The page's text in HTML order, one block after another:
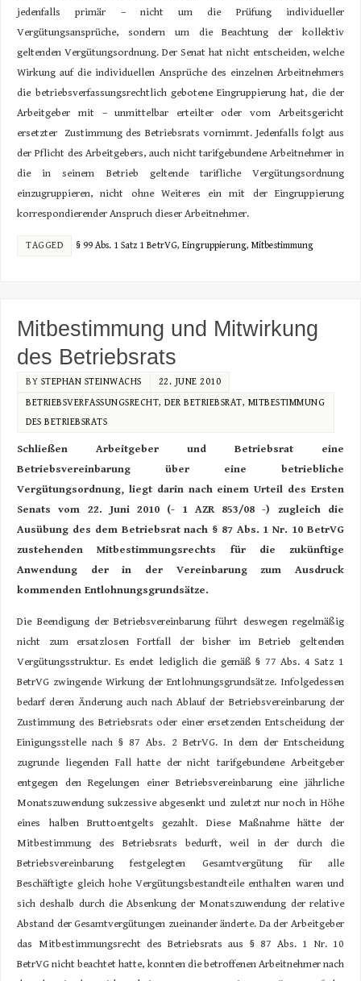
jedenfalls primär – nicht um die Prüfung individueller
Vergütungsansprüche, sondern um die Beachtung der kollektiv
geltenden Vergütungsordnung. Der Senat hat nicht entscheiden, welche
Wirkung auf die individuellen Ansprüche des einzelnen Arbeitnehmers
die betriebsverfassungsrechtlich gebotene Eingruppierung hat, die der
Arbeitgeber mit – unmittelbar erteilter oder vom Arbeitsgericht
ersetzter Zustimmung des Betriebsrats vornimmt. Jedenfalls folgt aus
der Pflicht des Arbeitgebers, auch nicht tarifgebundene Arbeitnehmer in
die in seinem Betrieb geltende tarifliche Vergütungsordnung
einzugruppieren, nicht ohne Weiteres ein mit der Eingruppierung
korrespondierender Anspruch dieser Arbeitnehmer.
TAGGED § 99 Abs. 1 Satz 1 BetrVG,Eingruppierung,Mitbestimmung
Mitbestimmung und Mitwirkung
des Betriebsrats
BY STEPHAN STEINWACHS
22. JUNE 2010
BETRIEBSVERFASSUNGSRECHT,DER BETRIEBSRAT, MITBESTIMMUNG
DES BETRIEBSRATS
Schließen Arbeitgeber und Betriebsrat eine
Betriebsvereinbarung über eine betriebliche
Vergütungsordnung, liegt darin nach einem Urteil des Ersten
Senats vom 22. Juni 2010 (- 1 AZR 853/08 -) zugleich die
Ausübung des dem Betriebsrat nach § 87 Abs. 1 Nr. 10 BetrVG
zustehenden Mitbestimmungsrechts für die zukünftige
Anwendung der in der Vereinbarung zum Ausdruck
kommenden Entlohnungsgrundsätze.
Die Beendigung der Betriebsvereinbarung führt deswegen regelmäßig
nicht zum ersatzlosen Fortfall der bisher im Betrieb geltenden
Vergütungsstruktur. Es endet lediglich die gemäß § 77 Abs. 4 Satz 1
BetrVG zwingende Wirkung der Entlohnungsgrundsätze. Infolgedessen
bedarf deren Änderung auch nach Ablauf der Betriebsvereinbarung der
Zustimmung des Betriebsrats oder einer ersetzenden Entscheidung der
Einigungsstelle nach § 87 Abs. 2 BetrVG. In dem der Entscheidung
zugrunde liegenden Fall hatte der nicht tarifgebundene Arbeitgeber
entgegen den Regelungen einer Betriebsvereinbarung eine jährliche
Monatszuwendung sukzessive abgesenkt und zuletzt nur noch in Höhe
eines halben Bruttoentgelts gezahlt. Diese Maßnahme hätte der
Mitbestimmung des Betriebsrats bedurft, weil in der durch die
Betriebsvereinbarung festgelegten Gesamtvergütung für alle
Beschäftigte gleich hohe Vergütungsbestandteile enthalten waren und
sich deshalb durch die Absenkung der Monatszuwendung der relative
Abstand der Gesamtvergütungen zueinander änderte. Da der Arbeitgeber
das Mitbestimmungsrecht des Betriebsrats aus § 87 Abs. 1 Nr. 10
BetrVG nicht beachtet hatte, konnten die betroffenen Arbeitnehmer nach